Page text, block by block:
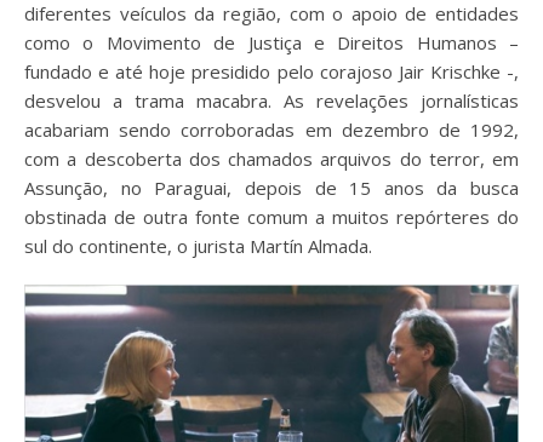
diferentes veículos da região, com o apoio de entidades
como o Movimento de Justiça e Direitos Humanos –
fundado e até hoje presidido pelo corajoso Jair Krischke -,
desvelou a trama macabra. As revelações jornalísticas
acabariam sendo corroboradas em dezembro de 1992,
com a descoberta dos chamados arquivos do terror, em
Assunção, no Paraguai, depois de 15 anos da busca
obstinada de outra fonte comum a muitos repórteres do
sul do continente, o jurista Martín Almada.